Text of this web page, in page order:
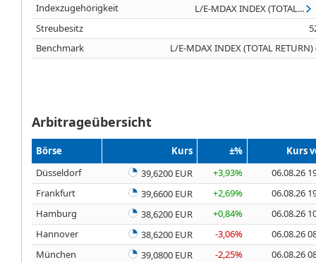
Indexzugehörigkeit
L/E-MDAX INDEX (TOTAL...
Streubesitz
Benchmark
L/E-MDAX INDEX (TOTAL RETURN)
Arbitrageübersicht
Börse Kurs ±%
Kurs
Düsseldorf
39,6200 EUR +3,93%
06.08.26
Frankfurt
39,6600 EUR +2,69%
06.08.26
Hamburg
38,6200 EUR +0,84%
06.08.26
Hannover
38,6200 EUR -3,06%
06.08.26
München
39,0800 EUR -2,25%
06.08.26